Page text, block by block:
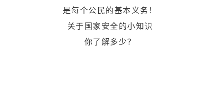
是每个公民的基本义务！
关于国家安全的小知识
你了解多少？